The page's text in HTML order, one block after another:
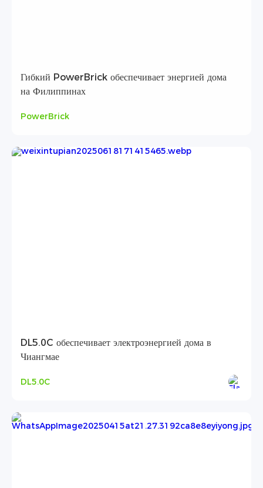
Гибкий PowerBrick обеспечивает энергией дома
на Филиппинах
PowerBrick
DL5.0C обеспечивает электроэнергией дома в
Чиангмае
DL5.0C